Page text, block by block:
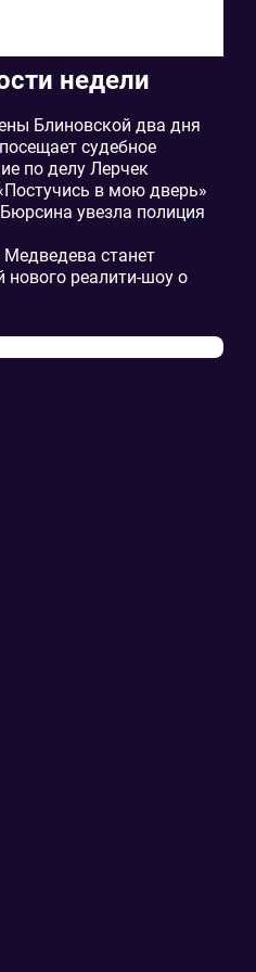
недели
Блиновской два дня
судебное
по делу Лерчек
в мою дверь»
увезла полиция
Медведева станет
нового реалити-шоу о